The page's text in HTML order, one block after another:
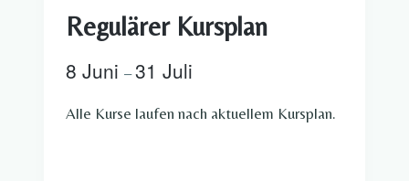
Regulärer Kursplan
8 Juni –31 Juli
Alle Kurse laufen nach aktuellem Kursplan.